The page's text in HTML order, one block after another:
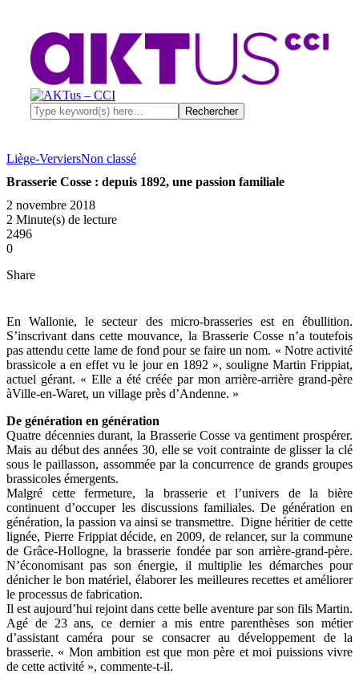
Liège-VerviersNon classé
Brasserie Cosse : depuis 1892, une passion familiale
2 novembre 2018
2 Minute(s) de lecture
2496
0
Share
En Wallonie, le secteur des micro-brasseries est en ébullition.
S’inscrivant dans cette mouvance, la Brasserie Cosse n’a toutefois
pas attendu cette lame de fond pour se faire un nom. « Notre activité
brassicole a en effet vu le jour en 1892 », souligne Martin Frippiat,
actuel gérant. « Elle a été créée par mon arrière-arrière grand-père
àVille-en-Waret, un village près d’Andenne. »
De génération en génération
Quatre décennies durant, la Brasserie Cosse va gentiment prospérer.
Mais au début des années 30, elle se voit contrainte de glisser la clé
sous le paillasson, assommée par la concurrence de grands groupes
brassicoles émergents.
Malgré cette fermeture, la brasserie et l’univers de la bière
continuent d’occuper les discussions familiales. De génération en
génération, la passion va ainsi se transmettre. Digne héritier de cette
lignée, Pierre Frippiat décide, en 2009, de relancer, sur la commune
de Grâce-Hollogne, la brasserie fondée par son arrière-grand-père.
N’économisant pas son énergie, il multiplie les démarches pour
dénicher le bon matériel, élaborer les meilleures recettes et améliorer
le processus de fabrication.
Il est aujourd’hui rejoint dans cette belle aventure par son fils Martin.
Agé de 23 ans, ce dernier a mis entre parenthèses son métier
d’assistant caméra pour se consacrer au développement de la
brasserie. « Mon ambition est que mon père et moi puissions vivre
de cette activité », commente-t-il.